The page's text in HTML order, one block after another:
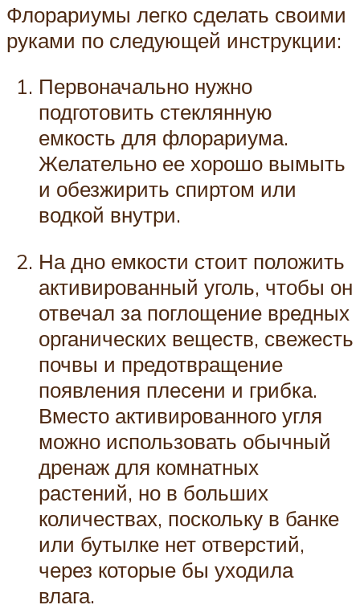
Флорариумы легко сделать своими
руками по следующей инструкции:
Первоначально нужно
подготовить стеклянную
емкость для флорариума.
Желательно ее хорошо вымыть
и обезжирить спиртом или
водкой внутри.
На дно емкости стоит положить
активированный уголь, чтобы он
отвечал за поглощение вредных
органических веществ, свежесть
почвы и предотвращение
появления плесени и грибка.
Вместо активированного угля
можно использовать обычный
дренаж для комнатных
растений, но в больших
количествах, поскольку в банке
или бутылке нет отверстий,
через которые бы уходила
влага.